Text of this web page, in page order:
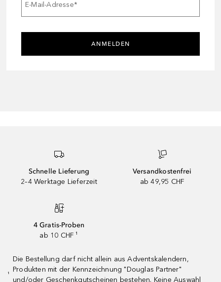
E-Mail-Adresse*
ANMELDEN
Schnelle Lieferung
2–4 Werktage Lieferzeit
Versandkostenfrei
ab 49,95 CHF
4 Gratis-Proben
ab 10 CHF ¹
¹
Die Bestellung darf nicht allein aus Adventskalendern,
Produkten mit der Kennzeichnung "Douglas Partner"
und/oder Geschenkgutscheinen bestehen. Keine Auswahl